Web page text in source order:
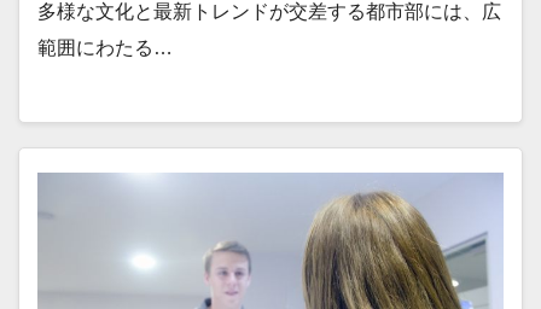
多様な文化と最新トレンドが交差する都市部には、広
範囲にわたる…